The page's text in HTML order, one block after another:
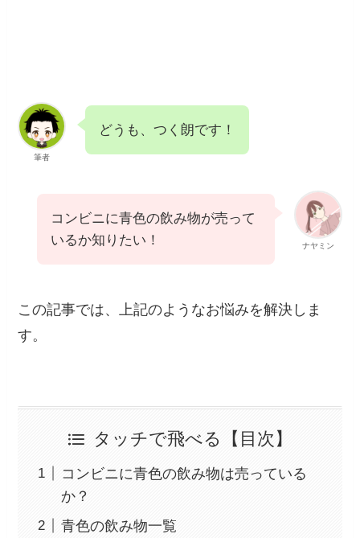
筆者
どうも、つく朗です！
ナヤミン
コンビニに青色の飲み物が売って
いるか知りたい！
この記事では、上記のようなお悩みを解決しま
す。
タッチで飛べる【目次】
コンビニに青色の飲み物は売っている
か？
青色の飲み物一覧